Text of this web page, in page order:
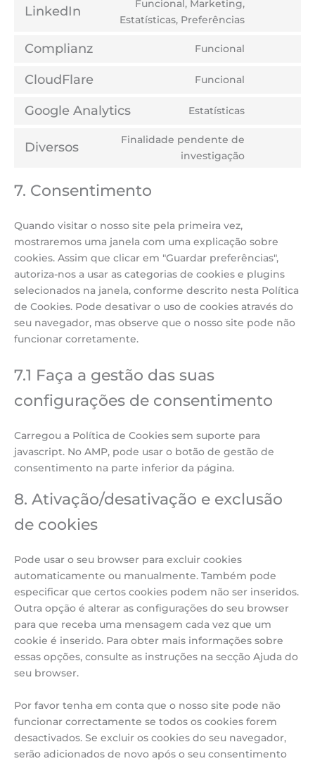
LinkedIn
Funcional, Marketing,
Estatísticas, Preferências
Complianz Funcional
CloudFlare Funcional
Google Analytics Estatísticas
Diversos
Finalidade pendente de
investigação
7. Consentimento
Quando visitar o nosso site pela primeira vez,
mostraremos uma janela com uma explicação sobre
cookies. Assim que clicar em "Guardar preferências",
autoriza-nos a usar as categorias de cookies e plugins
selecionados na janela, conforme descrito nesta Política
de Cookies. Pode desativar o uso de cookies através do
seu navegador, mas observe que o nosso site pode não
funcionar corretamente.
7.1 Faça a gestão das suas
configurações de consentimento
Carregou a Política de Cookies sem suporte para
javascript. No AMP, pode usar o botão de gestão de
consentimento na parte inferior da página.
8. Ativação/desativação e exclusão
de cookies
Pode usar o seu browser para excluir cookies
automaticamente ou manualmente. Também pode
especificar que certos cookies podem não ser inseridos.
Outra opção é alterar as configurações do seu browser
para que receba uma mensagem cada vez que um
cookie é inserido. Para obter mais informações sobre
essas opções, consulte as instruções na secção Ajuda do
seu browser.
Por favor tenha em conta que o nosso site pode não
funcionar correctamente se todos os cookies forem
desactivados. Se excluir os cookies do seu navegador,
serão adicionados de novo após o seu consentimento